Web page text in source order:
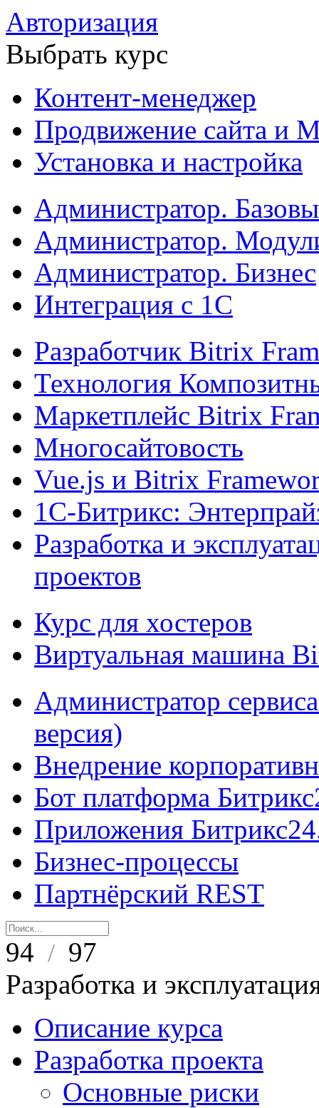
Авторизация
Выбрать курс
Контент-менеджер
Продвижение сайта и
Установка и настройка
Администратор.
Администратор.
Администратор. Бизнес
Интеграция с 1С
Разработчик Bitrix
Технология
Маркетплейс Bitrix
Многосайтовость
Vue.js и Bitrix
1С-Битрикс:
Разработка и
проектов
Курс для хостеров
Виртуальная машина
Администратор
версия)
Внедрение
Бот платформа
Приложения
Бизнес-процессы
Партнёрский REST
94 / 97
Разработка и
Описание курса
Разработка проекта
Основные риски